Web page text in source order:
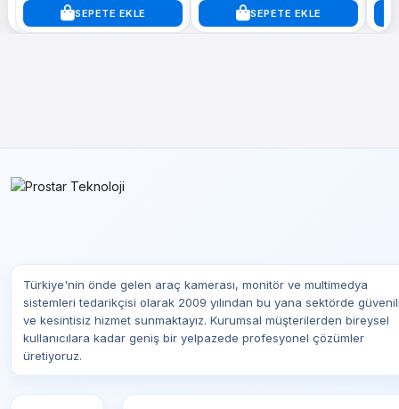
SEPETE EKLE SEPETE EKLE
Türkiye'nin önde gelen araç kamerası, monitör ve multimedya
sistemleri tedarikçisi olarak 2009 yılından bu yana sektörde
ve kesintisiz hizmet sunmaktayız. Kurumsal müşterilerden bireysel
kullanıcılara kadar geniş bir yelpazede profesyonel çözümler
üretiyoruz.